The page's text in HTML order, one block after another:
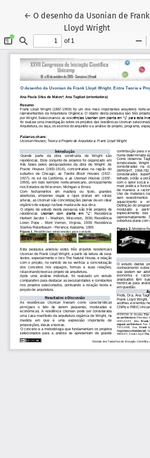
← Voltar aos Detalhes do Artigo
O desenho da Usonian de Frank
Lloyd Wright